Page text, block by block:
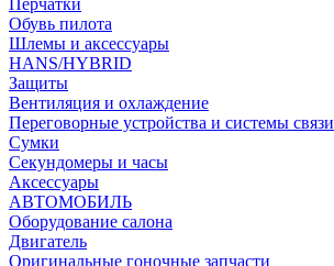
Перчатки
Обувь пилота
Шлемы и аксессуары
HANS/HYBRID
Защиты
Вентиляция и охлаждение
Переговорные устройства и системы связи
Сумки
Секундомеры и часы
Аксессуары
АВТОМОБИЛЬ
Оборудование салона
Двигатель
Оригинальные гоночные запчасти